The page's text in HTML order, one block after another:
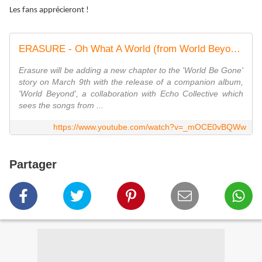
Les fans apprécieront !
ERASURE - Oh What A World (from World Beyond)
Erasure will be adding a new chapter to the 'World Be Gone'
story on March 9th with the release of a companion album,
'World Beyond', a collaboration with Echo Collective which
sees the songs from ...
https://www.youtube.com/watch?v=_mOCE0vBQWw
Partager